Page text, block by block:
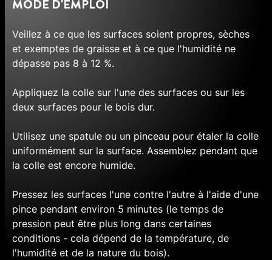
MODE D'EMPLOI
Veillez à ce que les surfaces soient propres, sèches
et exemptes de graisse et à ce que l'humidité ne
dépasse pas 8 à 12 %.
Appliquez la colle sur l'une des surfaces ou sur les
deux surfaces pour le bois dur.
Utilisez une spatule ou un pinceau pour étaler la colle
uniformément sur la surface. Assemblez pendant que
la colle est encore humide.
Pressez les surfaces l'une contre l'autre à l'aide d'une
pince pendant environ 5 minutes (le temps de
pression peut être plus long dans certaines
conditions - cela dépend de la température, de
l'humidité et de la nature du bois).